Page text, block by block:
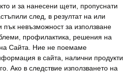
и за нанесени щети, пропуснати
след, в резултат на или
пък невъзможност за използване
профилактика, решения на
Сайта. Ние не поемаме
в сайта, налични продукти
Ако в следствие използването на